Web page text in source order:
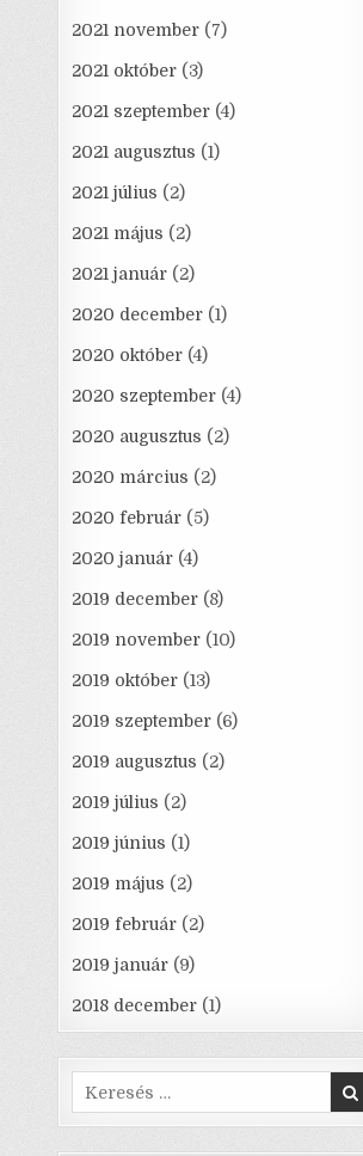
2021 november (7)
2021 október (3)
2021 szeptember (4)
2021 augusztus (1)
2021 július (2)
2021 május (2)
2021 január (2)
2020 december (1)
2020 október (4)
2020 szeptember (4)
2020 augusztus (2)
2020 március (2)
2020 február (5)
2020 január (4)
2019 december (8)
2019 november (10)
2019 október (13)
2019 szeptember (6)
2019 augusztus (2)
2019 július (2)
2019 június (1)
2019 május (2)
2019 február (2)
2019 január (9)
2018 december (1)
Search
for: